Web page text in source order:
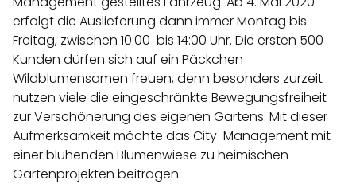
erfolgt die Auslieferung dann immer Montag bis
Freitag, zwischen 10:00 bis 14:00 Uhr. Die ersten 500
Kunden dürfen sich auf ein Päckchen
Wildblumensamen freuen, denn besonders zurzeit
nutzen viele die eingeschränkte Bewegungsfreiheit
zur Verschönerung des eigenen Gartens. Mit dieser
Aufmerksamkeit möchte das City-Management mit
einer blühenden Blumenwiese zu heimischen
Gartenprojekten beitragen.